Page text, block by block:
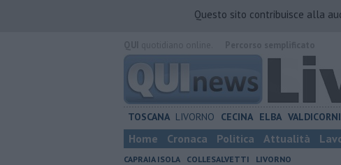
Questo sito contribuisce alla
TOSCANA LIVORNO CECINA ELBA
Home Cronaca Politica Attualità
CAPRAIA ISOLA COLLESALVETTI LIVORNO